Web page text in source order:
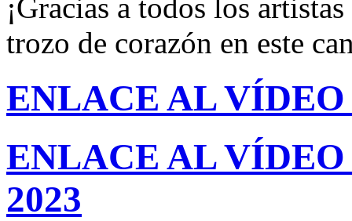
¡Gracias a todos los
trozo de corazón en este
ENLACE AL VÍDEO
ENLACE AL
2023